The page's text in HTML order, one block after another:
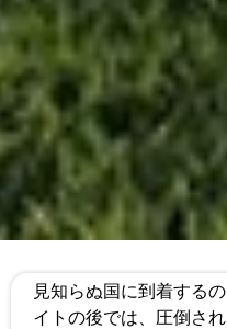
見知らぬ国に到着する
イトの後では、圧倒さ